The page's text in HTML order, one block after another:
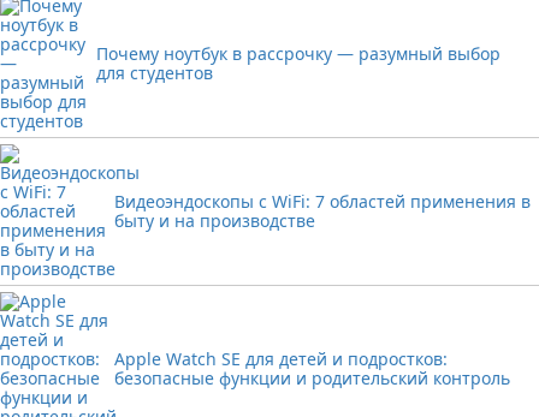
Почему ноутбук в рассрочку — разумный выбор
для студентов
Видеоэндоскопы с WiFi: 7 областей применения в
быту и на производстве
Apple Watch SE для детей и подростков:
безопасные функции и родительский контроль